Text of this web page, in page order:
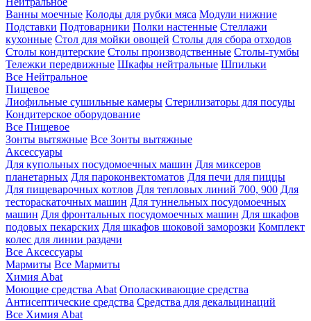
Ванны моечные Колоды для рубки мяса Модули нижние
Подставки Подтоварники Полки настенные Стеллажи
кухонные Стол для мойки овощей Столы для сбора отходов
Столы кондитерские Столы производственные Столы-тумбы
Тележки передвижные Шкафы нейтральные Шпильки
Все Нейтральное
Пищевое
Лиофильные сушильные камеры Стерилизаторы для посуды
Кондитерское оборудование
Все Пищевое
Зонты вытяжные Все Зонты вытяжные
Аксессуары
Для купольных посудомоечных машин Для миксеров
планетарных Для пароконвектоматов Для печи для пиццы
Для пищеварочных котлов Для тепловых линий 700, 900 Для
тестораскаточных машин Для туннельных посудомоечных
машин Для фронтальных посудомоечных машин Для шкафов
подовых пекарских Для шкафов шоковой заморозки Комплект
колес для линии раздачи
Все Аксессуары
Мармиты Все Мармиты
Химия Abat
Моющие средства Abat Ополаскивающие средства
Антисептические средства Средства для декальцинаций
Все Химия Abat